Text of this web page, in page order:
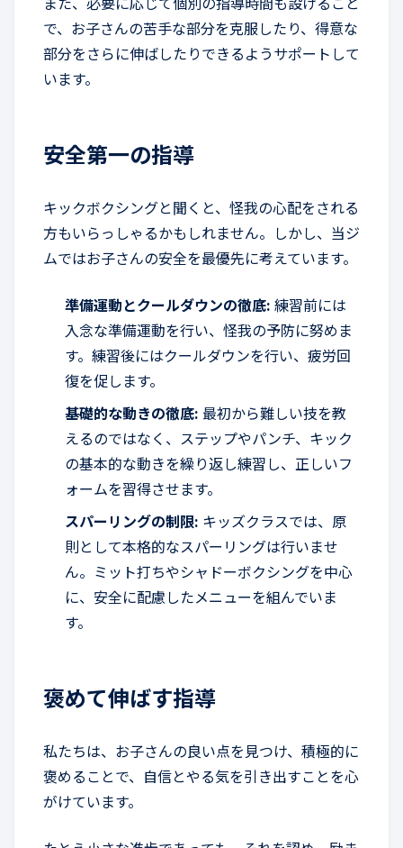
で、お子さんの苦手な部分を克服したり、得意な
部分をさらに伸ばしたりできるようサポートして
います。
安全第一の指導
キックボクシングと聞くと、怪我の心配をされる
方もいらっしゃるかもしれません。しかし、当ジ
ムではお子さんの安全を最優先に考えています。
準備運動とクールダウンの徹底: 練習前には
入念な準備運動を行い、怪我の予防に努めま
す。練習後にはクールダウンを行い、疲労回
復を促します。
基礎的な動きの徹底: 最初から難しい技を教
えるのではなく、ステップやパンチ、キック
の基本的な動きを繰り返し練習し、正しいフ
ォームを習得させます。
スパーリングの制限: キッズクラスでは、原
則として本格的なスパーリングは行いませ
ん。ミット打ちやシャドーボクシングを中心
に、安全に配慮したメニューを組んでいま
す。
褒めて伸ばす指導
私たちは、お子さんの良い点を見つけ、積極的に
褒めることで、自信とやる気を引き出すことを心
がけています。